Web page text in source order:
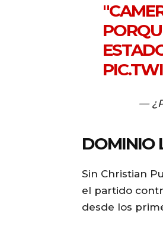
—
DOMINIO
Sin Christian
el partido
desde los